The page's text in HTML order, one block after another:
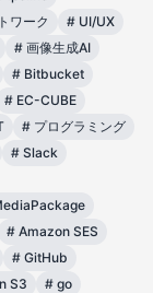
ワーク # UI/UX
# 画像生成AI
# Bitbucket
# EC-CUBE
# プログラミング
# Slack
# Amazon SES
# GitHub
S3 # go